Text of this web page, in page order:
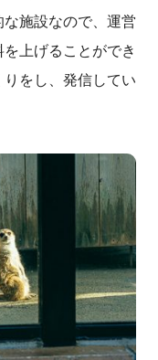
施設なので、運営
上げることができ
をし、発信してい